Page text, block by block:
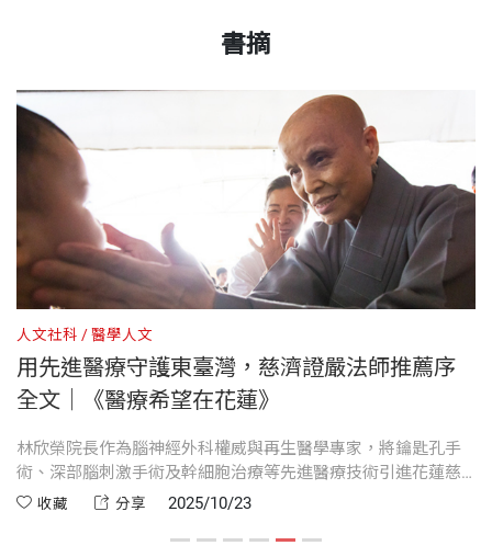
林欣榮
本書書名《醫療希望在花蓮》，既是林院長的自我
期許，也是展現全面實踐的宏願。願人人不忘初衷，
繼續守護東部民眾的健康，無限的祝福！
——
釋證嚴 佛教慈濟慈善事業基金會創辦人
感恩林院長及每一位同仁在各專業領域的突出表
現，形塑出重點連連、金獎不斷的後山慈濟醫院。而
金獎僅是得世間獎，最最重要是人人努力，為人為己
開出一條「扇解脫風，除世熱惱，致法清涼」之菩提
大道，這才是無上的珍饈與瑰寶。
—— 林碧玉 佛教慈濟慈善事業基金會副總執行長
林院長帶領花蓮慈濟醫院深耕地方，不僅守護了無
第五章 醫療的平衡之舟
第七章 從草地到實驗臺
第八章 背書與背影
第二部 經費：醫療平權、資源共享
第九章 現實的挑戰
第十章 一頓飯與一分承諾
第十一章 生命的風險
第十二章 合作盛開
第十四章 癌症綠色通道
第十五章 讓孩子不再被送走
不過的地方等候。打從進到這裡，胸口那股悸動持續
不歇，是一種努力在維持平靜心情的同時，仍然難以
掩飾的雀躍與敬愛。這裡是慈濟人的心靈故鄉，也是
我的心靈歸處。
在等待師父的時間裡，偶爾我會把眼神收回來，一再
確認身上的西裝、襯衫以及領帶是否端正。扣好鈕扣
的西裝外套因為坐姿的影響，胸口的線條微微敞開，
我拉拉西裝外套，順平了下襬，也在這個輕微的拉扯
之時，記憶將我拉回24、5年前第一次與師父見面的
那時。
「你就是那個進口人頭的醫師啊！」證嚴法師看著我
既歡喜又感恩，繼《盤山過嶺》、《能醒能走》等著
作後，林院長的新書《醫療希望在花蓮》就要出版面
世了。林院長是全國知名的腦神經外科權威，他首開
先河將鑰匙孔手術、深部腦刺激手術引進臺灣之外，
既是全臺將胚胎腦部神經幹細胞成功移植在巴金森氏
症病患的第一人，也是全球首創幹細胞治療中風的再
生醫學專家。
林院長聰慧敏睿，豁達容人，眼界寬闊、用心至深。
他愛師父、尊敬師父，凡是有意願待在花蓮慈濟醫院
服務鄉親的同仁，在他眼裡都是最親近的兄弟姊妹。
他因樂於栽培後進，也將這些對病人有相當助益的新
畢業於國防醫學院醫學系，後赴美國取得杜蘭大學醫
卸任三軍總醫院軍職後，歷任花蓮慈濟醫院院長、中
國醫藥大學北港附設醫院院長、臺南市立安南醫院院
長及多項教學與行政要職。
致力於臨床、創新研發與再生醫學研究，獲選美國國
家發明家院士、美國科學促進會院士、美國醫學暨生
物工程學院院士。二○一六年，二度接任花蓮慈濟醫
院院長，以「能醒能走」為目標，帶領團隊推動細胞
治療、精準醫療與中西醫合療，並應用人工智慧提升
照護品質，屢獲海內外重要獎項肯定。
他知人善任，廣邀醫界菁英結合人文，深耕慈濟醫療
天下文化
裝幀 軟皮精裝
開本 14.8×21×2.7cm
印刷規格 黑白
書摘
人文社科 醫學人文
用先進醫療守護東臺灣，慈濟證嚴法師推薦序
全文｜《醫療希望在花蓮》
林欣榮院長作為腦神經外科權威與再生醫學專家，將鑰匙孔手
術、深部腦刺激手術及幹細胞治療等先進醫療技術引進花蓮慈
濟醫院，並結合中西醫合療，提升東臺灣癌症、心臟及中風病
病患的關懷，以及醫療團隊與設備的完善規劃，充分體現「智
收藏 分享 2025/10/23